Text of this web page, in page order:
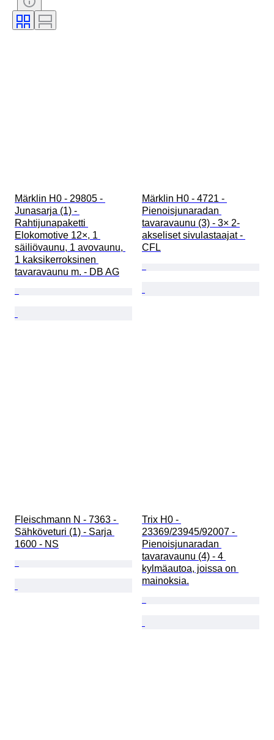
Rautatieyhtiä
Märklin H0 - 29805 -
Junasarja (1) -
Rahtijunapaketti
Elokomotive 12×, 1
säiliövaunu, 1 avovaunu,
1 kaksikerroksinen
tavaravaunu m. - DB AG
Märklin H0 - 4721 -
Pienoisjunaradan
tavaravaunu (3) - 3× 2-
akseliset sivulastaajat -
CFL
Fleischmann N - 7363 -
Sähköveturi (1) - Sarja
1600 - NS
Trix H0 -
23369/23945/92007 -
Pienoisjunaradan
tavaravaunu (4) - 4
kylmäautoa, joissa on
mainoksia.